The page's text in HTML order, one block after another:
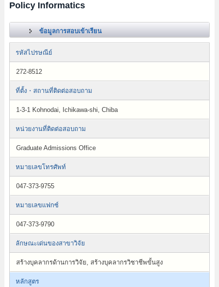
Policy Informatics
ข้อมูลการสอบเข้าเรียน
รหัสไปรษณีย์
272-8512
ที่ตั้ง・สถานที่ติดต่อสอบถาม
1-3-1 Kohnodai, Ichikawa-shi, Chiba
หน่วยงานที่ติดต่อสอบถาม
Graduate Admissions Office
หมายเลขโทรศัพท์
047-373-9755
หมายเลขแฟกซ์
047-373-9790
ลักษณะเด่นของสาขาวิจัย
สร้างบุคลากรด้านการวิจัย, สร้างบุคลากรวิชาชีพขั้นสูง
หลักสูตร